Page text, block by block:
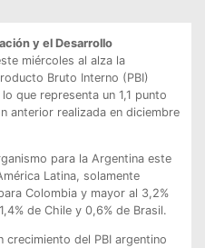
y el Desarrollo
miércoles al alza la
Bruto Interno (PBI)
que representa un 1,1 punto
anterior realizada en diciembre
para la Argentina este
Latina, solamente
Colombia y mayor al 3,2%
de Chile y 0,6% de Brasil.
crecimiento del PBI argentino